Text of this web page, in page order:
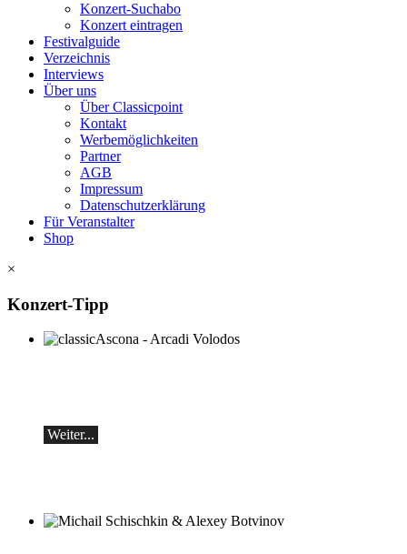
Konzert-Suchabo
Konzert eintragen
Festivalguide
Verzeichnis
Interviews
Über uns
Über Classicpoint
Kontakt
Werbemöglichkeiten
Partner
AGB
Impressum
Datenschutzerklärung
Für Veranstalter
Shop
×
Konzert-Tipp
Weiter...